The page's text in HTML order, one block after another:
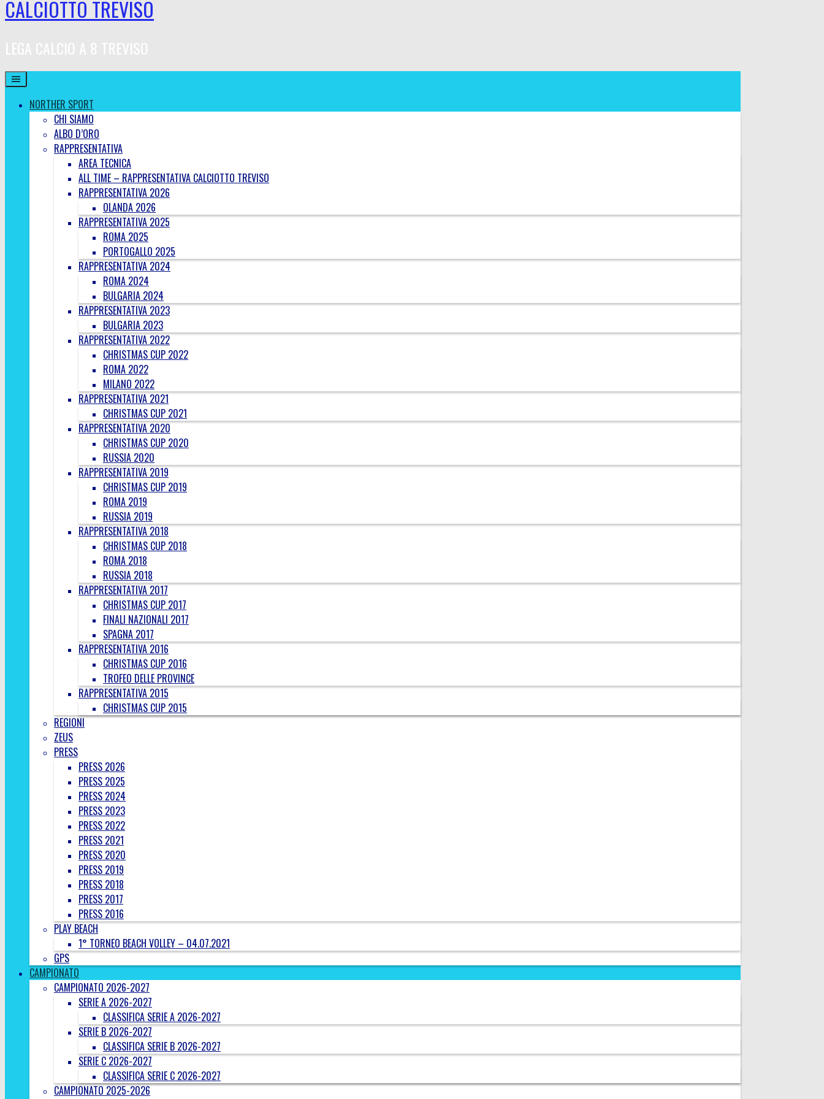
CALCIOTTO TREVISO
NORTHER SPORT
CHI SIAMO
ALBO D’ORO
RAPPRESENTATIVA
AREA TECNICA
ALL TIME – RAPPRESENTATIVA CALCIOTTO TREVISO
RAPPRESENTATIVA 2026
OLANDA 2026
RAPPRESENTATIVA 2025
ROMA 2025
PORTOGALLO 2025
RAPPRESENTATIVA 2024
ROMA 2024
BULGARIA 2024
RAPPRESENTATIVA 2023
BULGARIA 2023
RAPPRESENTATIVA 2022
CHRISTMAS CUP 2022
ROMA 2022
MILANO 2022
RAPPRESENTATIVA 2021
CHRISTMAS CUP 2021
RAPPRESENTATIVA 2020
CHRISTMAS CUP 2020
RUSSIA 2020
RAPPRESENTATIVA 2019
CHRISTMAS CUP 2019
ROMA 2019
RUSSIA 2019
RAPPRESENTATIVA 2018
CHRISTMAS CUP 2018
ROMA 2018
RUSSIA 2018
RAPPRESENTATIVA 2017
CHRISTMAS CUP 2017
FINALI NAZIONALI 2017
SPAGNA 2017
RAPPRESENTATIVA 2016
CHRISTMAS CUP 2016
TROFEO DELLE PROVINCE
RAPPRESENTATIVA 2015
CHRISTMAS CUP 2015
REGIONI
ZEUS
PRESS
PRESS 2026
PRESS 2025
PRESS 2024
PRESS 2023
PRESS 2022
PRESS 2021
PRESS 2020
PRESS 2019
PRESS 2018
PRESS 2017
PRESS 2016
PLAY BEACH
1° TORNEO BEACH VOLLEY – 04.07.2021
GPS
CAMPIONATO
CAMPIONATO 2026-2027
SERIE A 2026-2027
CLASSIFICA SERIE A 2026-2027
SERIE B 2026-2027
CLASSIFICA SERIE B 2026-2027
SERIE C 2026-2027
CLASSIFICA SERIE C 2026-2027
CAMPIONATO 2025-2026